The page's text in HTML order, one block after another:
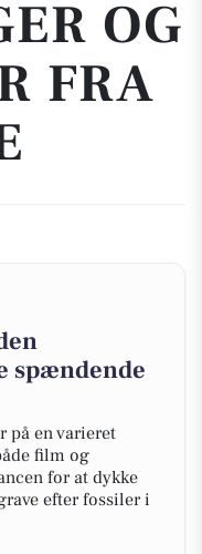
OG
FRA
spændende
på en varieret
film og
for at dykke
efter fossiler i